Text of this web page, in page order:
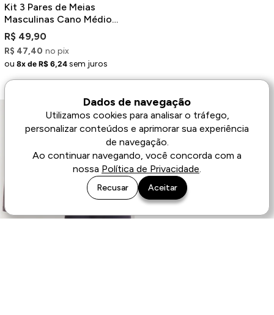
Kit 3 Pares de Meias
Masculinas Cano Médio
Cinza Branco e Preto Lupo
R$ 49,90
R$ 47,40 no pix
ou 8x de R$ 6,24 sem juros
Dados de navegação
Utilizamos cookies para analisar o tráfego,
personalizar conteúdos e aprimorar sua experiência
de navegação.
Ao continuar navegando, você concorda com a
nossa Política de Privacidade.
Recusar Aceitar